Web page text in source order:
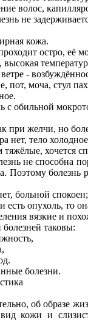
волос,
не
кожа.
остро, её
-
пот, моча, стул
с обильной
при желчи, но
нет, тело
хочется
не способна
Поэтому болезнь
больной
есть опухоль, то
вязкие и
таковы:
болезни.
об образе
кожи и